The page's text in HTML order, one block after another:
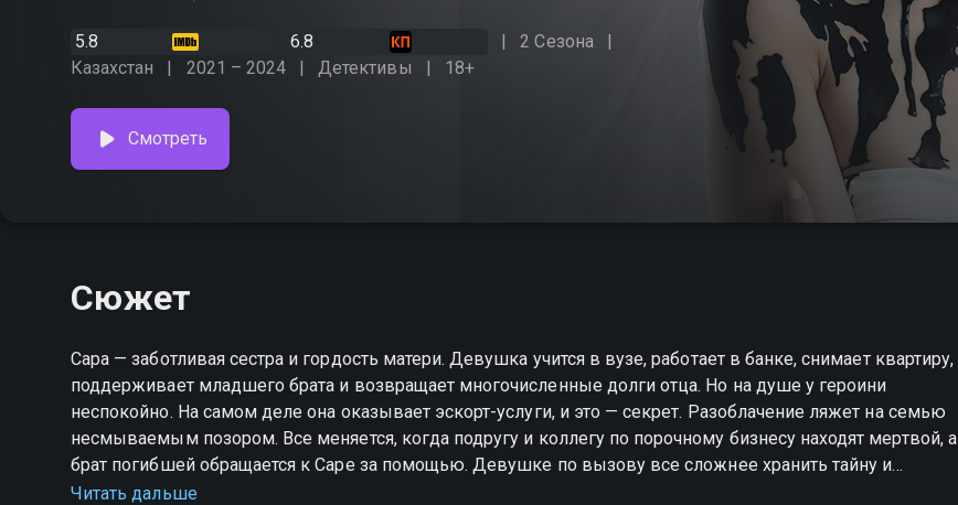
5.8 6.8
2 Сезона
Казахстан
2021 – 2024 Детективы 18+
Смотреть
Сюжет
Сара — заботливая сестра и гордость матери. Девушка учится в вузе, работает в банке, снимает квартиру,
поддерживает младшего брата и возвращает многочисленные долги отца. Но на душе у героини
неспокойно. На самом деле она оказывает эскорт-услуги, и это — секрет. Разоблачение ляжет на семью
несмываемым позором. Все меняется, когда подругу и коллегу по порочному бизнесу находят мертвой, а
брат погибшей обращается к Саре за помощью. Девушке по вызову все сложнее хранить тайну и
прятаться от чувств к новому знакомому.
Читать дальше